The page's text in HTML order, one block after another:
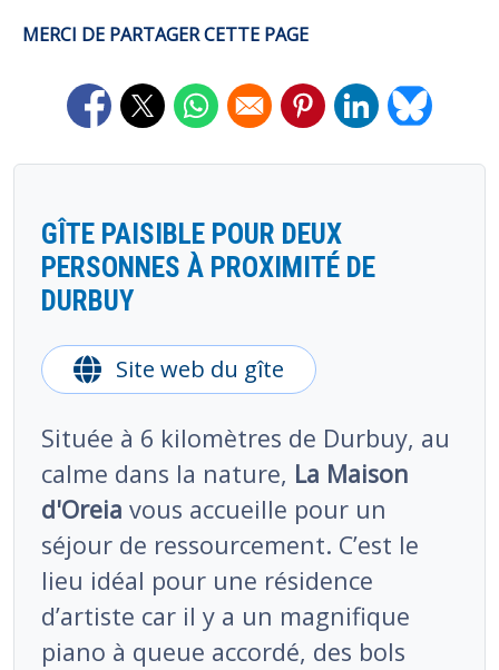
MERCI DE PARTAGER CETTE PAGE
Opens in a new window
Opens in a new window
Opens in a new windowOpens in a new window
Opens in a new
Opens in
GÎTE PAISIBLE POUR DEUX
PERSONNES À PROXIMITÉ DE
DURBUY
Site web du gîte
Située à 6 kilomètres de Durbuy, au
calme dans la nature, La Maison
d'Oreia vous accueille pour un
séjour de ressourcement. C’est le
lieu idéal pour une résidence
d’artiste car il y a un magnifique
piano à queue accordé, des bols